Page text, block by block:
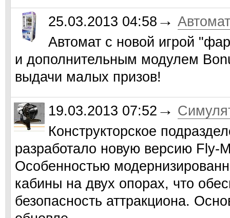
25.03.2013 04:58 →
Автомат с новой игрой
и дополнительным модулем
выдачи малых призов!
19.03.2013 07:52 →
Конструкторское
разработало новую версию Fly-
Особенностью
кабины на двух опорах, что
безопасность аттракциона.